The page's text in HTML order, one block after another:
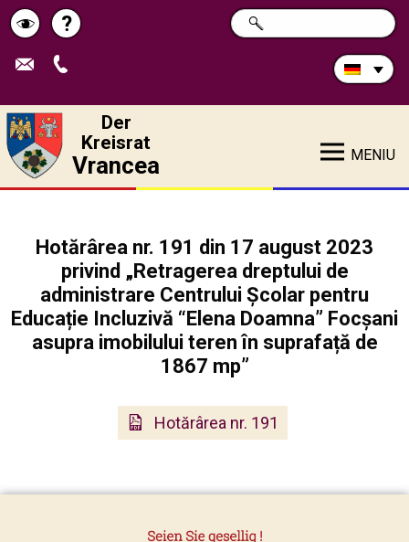
Schimbă
contrastul
Pagina
de
?
Durchsuchen
Sie
SUCHE
Der
Kreisrat
Vrancea MENIU
Hotărârea nr. 191 din 17 august 2023
privind „Retragerea dreptului de
administrare Centrului Școlar pentru
Educație Incluzivă “Elena Doamna” Focșani
asupra imobilului teren în suprafață de
1867 mp”
Hotărârea nr. 191